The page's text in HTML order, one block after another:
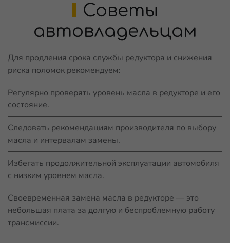
Советы
автовладельцам
Для продления срока службы редуктора и снижения
риска поломок рекомендуем:
Регулярно проверять уровень масла в редукторе и его
состояние.
Следовать рекомендациям производителя по выбору
масла и интервалам замены.
Избегать продолжительной эксплуатации автомобиля
с низким уровнем масла.
Своевременная замена масла в редукторе — это
небольшая плата за долгую и беспроблемную работу
трансмиссии.